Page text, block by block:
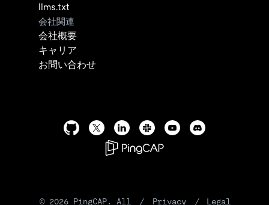
llms.txt
会社関連
会社概要
キャリア
お問い合わせ
© 2026PingCAP. All / Privacy / Legal